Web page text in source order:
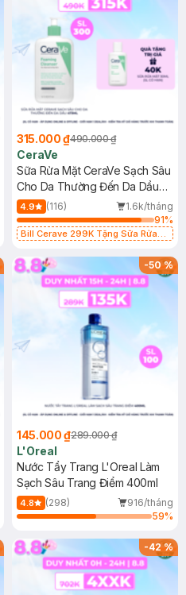
315.000 ₫490.000 ₫
CeraVe
Sữa Rửa Mặt CeraVe Sạch Sâu
Cho Da Thường Đến Da Dầu
473ml
4.9 (116)
1.6k/tháng
91%
Bill Cerave 299K Tặng Sữa Rửa
-50%
145.000 ₫289.000 ₫
L'Oreal
Nước Tẩy Trang L'Oreal Làm
Sạch Sâu Trang Điểm 400ml
4.8 (298)
916/tháng
59%
-42%